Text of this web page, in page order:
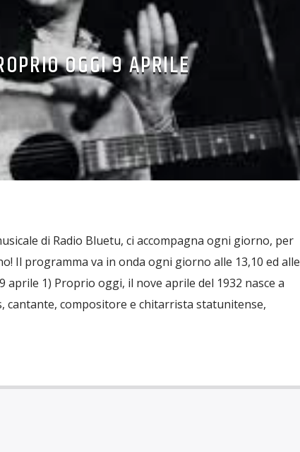
OGGI 9 APRILE
di Radio Bluetu, ci accompagna ogni giorno, per
Il programma va in onda ogni giorno alle 13,10 ed alle
9 aprile 1) Proprio oggi, il nove aprile del 1932 nasce a
cantante, compositore e chitarrista statunitense,